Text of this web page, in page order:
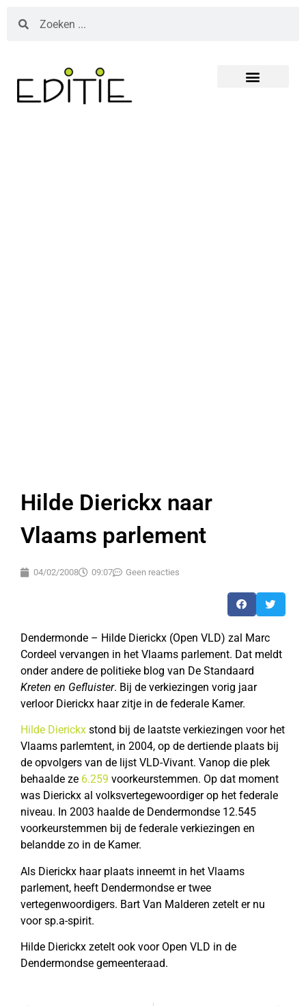
Hilde Dierickx naar
Vlaams parlement
04/02/2008 09:07 Geen reacties
Dendermonde – Hilde Dierickx (Open VLD) zal Marc
Cordeel vervangen in het Vlaams parlement. Dat meldt
onder andere de politieke blog van De Standaard
Kreten en Gefluister. Bij de verkiezingen vorig jaar
verloor Dierickx haar zitje in de federale Kamer.
Hilde Dierickx stond bij de laatste verkiezingen voor het
Vlaams parlemtent, in 2004, op de dertiende plaats bij
de opvolgers van de lijst VLD-Vivant. Vanop die plek
behaalde ze 6.259 voorkeurstemmen. Op dat moment
was Dierickx al volksvertegewoordiger op het federale
niveau. In 2003 haalde de Dendermondse 12.545
voorkeurstemmen bij de federale verkiezingen en
belandde zo in de Kamer.
Als Dierickx haar plaats inneemt in het Vlaams
parlement, heeft Dendermondse er twee
vertegenwoordigers. Bart Van Malderen zetelt er nu
voor sp.a-spirit.
Hilde Dierickx zetelt ook voor Open VLD in de
Dendermondse gemeenteraad.